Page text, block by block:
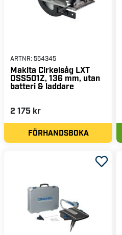
ARTNR: 554345
Makita Cirkelsåg LXT
DSS501Z, 136 mm, utan
batteri & laddare
2 175 kr
FÖRHANDSBOKA